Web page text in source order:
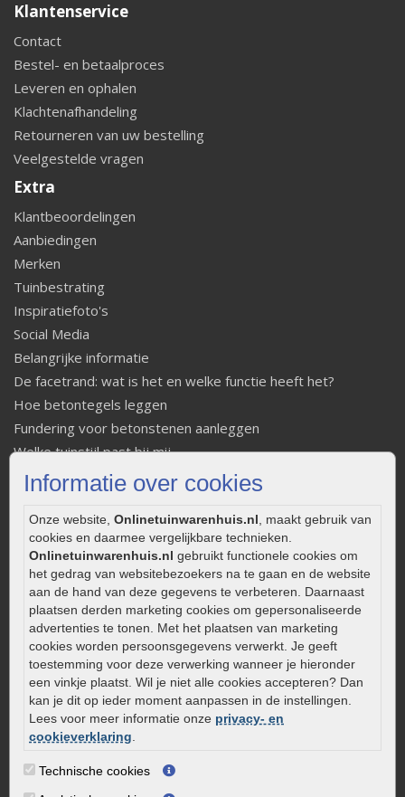
Informatie over cookies
Onze website, Onlinetuinwarenhuis.nl, maakt gebruik van
cookies en daarmee vergelijkbare technieken.
Onlinetuinwarenhuis.nl gebruikt functionele cookies om
het gedrag van websitebezoekers na te gaan en de website
aan de hand van deze gegevens te verbeteren. Daarnaast
plaatsen derden marketing cookies om gepersonaliseerde
advertenties te tonen. Met het plaatsen van marketing
cookies worden persoonsgegevens verwerkt. Je geeft
toestemming voor deze verwerking wanneer je hieronder
een vinkje plaatst. Wil je niet alle cookies accepteren? Dan
kan je dit op ieder moment aanpassen in de instellingen.
Lees voor meer informatie onze privacy- en
cookieverklaring.
Technische cookies
Klantenservice
Contact
Bestel- en betaalproces
Leveren en ophalen
Klachtenafhandeling
Retourneren van uw bestelling
Veelgestelde vragen
Extra
Klantbeoordelingen
Aanbiedingen
Merken
Tuinbestrating
Inspiratiefoto's
Social Media
Belangrijke informatie
De facetrand: wat is het en welke functie heeft het?
Hoe betontegels leggen
Fundering voor betonstenen aanleggen
Welke tuinstijl past bij mij
Strakke tuin inrichten
Onderhoud van gebakken bestrating
Aanlegtips voor gebakken bestrating
Zelf een terras aanleggen
Kleine stadstuin inrichten
0320 – 219170
Kaapstanderweg 41
8243 RB Lelystad
info@onlinetuinwarenhuis.nl
Routebeschrijving
Maandag